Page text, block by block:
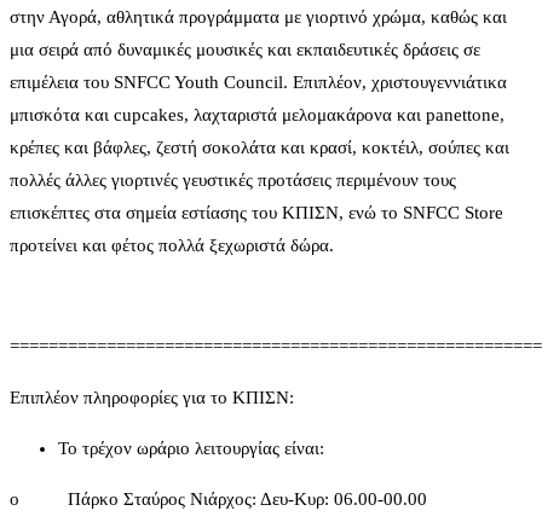
στην Αγορά, αθλητικά προγράμματα με γιορτινό χρώμα, καθώς και
μια σειρά από δυναμικές μουσικές και εκπαιδευτικές δράσεις σε
επιμέλεια του SNFCC Youth Council. Επιπλέον, χριστουγεννιάτικα
μπισκότα και cupcakes, λαχταριστά μελομακάρονα και panettone,
κρέπες και βάφλες, ζεστή σοκολάτα και κρασί, κοκτέιλ, σούπες και
πολλές άλλες γιορτινές γευστικές προτάσεις περιμένουν τους
επισκέπτες στα σημεία εστίασης του ΚΠΙΣΝ, ενώ το SNFCC Store
προτείνει και φέτος πολλά ξεχωριστά δώρα.
Επιπλέον πληροφορίες για το ΚΠΙΣΝ:
To τρέχον ωράριο λειτουργίας είναι:
o Πάρκο Σταύρος Νιάρχος: Δευ-Kυρ: 06.00-00.00